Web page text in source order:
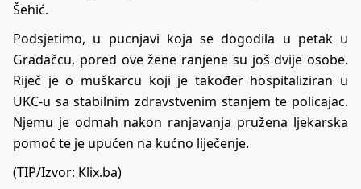
Šehić.
Podsjetimo, u pucnjavi koja se dogodila u petak u
Gradačcu, pored ove žene ranjene su još dvije osobe.
Riječ je o muškarcu koji je također hospitaliziran u
UKC-u sa stabilnim zdravstvenim stanjem te policajac.
Njemu je odmah nakon ranjavanja pružena ljekarska
pomoć te je upućen na kućno liječenje.
(TIP/Izvor: Klix.ba)